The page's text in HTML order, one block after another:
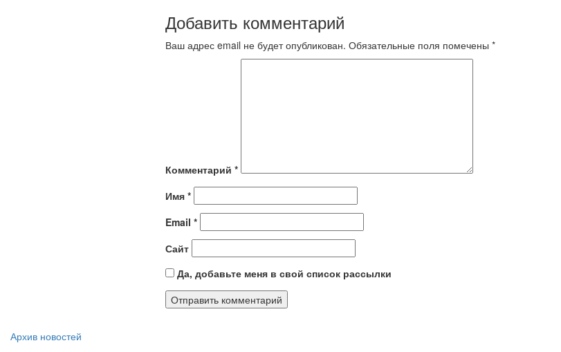
Добавить комментарий
Ваш адрес email не будет опубликован. Обязательные поля помечены *
Комментарий *
Имя *
Email *
Сайт
Да, добавьте меня в свой список рассылки
Архив новостей